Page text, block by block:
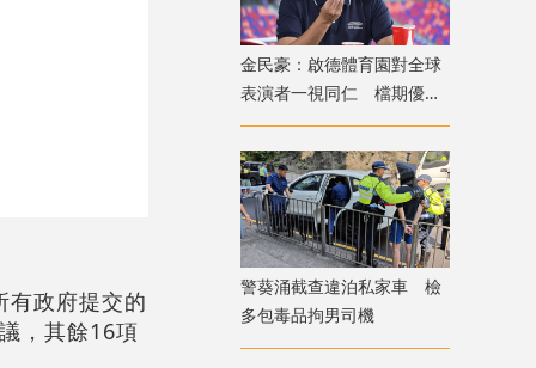
有政府提交的
，其餘16項
金民豪：啟德體育園對全球
表演者一視同仁 檔期優先
給體育活動
警葵涌截查違泊私家車 檢
多包毒品拘男司機